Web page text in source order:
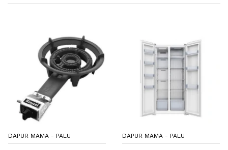
DAPUR MAMA - PALU DAPUR MAMA - PALU